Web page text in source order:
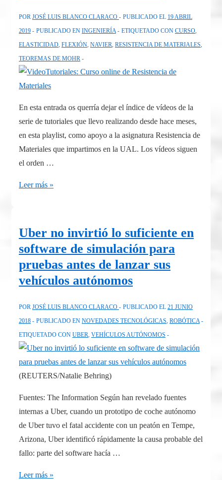
POR JOSÉ LUIS BLANCO CLARACO PUBLICADO EL 19 ABRIL
2019
PUBLICADO EN INGENIERÍA ETIQUETADO CON CURSO
ELASTICIDAD FLEXIÓN NAVIER RESISTENCIA DE MATERIALES
TEOREMAS DE MOHR
En esta entrada os querría dejar el índice de vídeos de la
serie de tutoriales que llevo realizando desde hace meses,
en esta playlist, como apoyo a la asignatura Resistencia de
Materiales que impartimos en la UAL. Los vídeos siguen
el orden …
VideoTutoriales:
Resistencia
de
Materiales
Leer más »
Uber no invirtió lo suficiente en
software de simulación para
pruebas antes de lanzar sus
vehículos autónomos
POR JOSÉ LUIS BLANCO CLARACO PUBLICADO EL 21 JUNIO
2018
PUBLICADO EN NOVEDADES TECNOLÓGICAS ROBÓTICA
ETIQUETADO CON UBER VEHÍCULOS AUTÓNOMOS
(REUTERS/Natalie Behring)
Fuentes: The Information Según han revelado fuentes
internas a Uber, cuando un prototipo de coche autónomo
de Uber tuvo el fatal accidente con un peatón en Tempe,
Arizona, Uber identificó rápidamente la causa probable del
fallo: parte del software hacía …
Uber
Leer más »